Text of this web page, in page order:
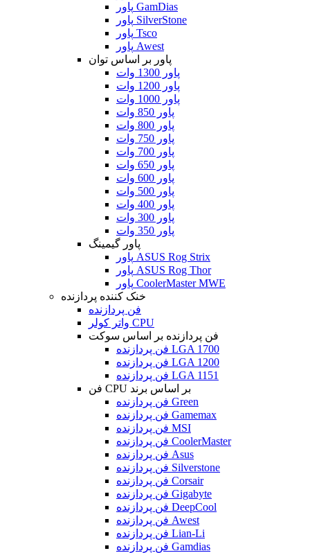
پاور GamDias
پاور SilverStone
پاور Tsco
پاور Awest
پاور بر اساس توان
پاور 1300 وات
پاور 1200 وات
پاور 1000 وات
پاور 850 وات
پاور 800 وات
پاور 750 وات
پاور 700 وات
پاور 650 وات
پاور 600 وات
پاور 500 وات
پاور 400 وات
پاور 300 وات
پاور 350 وات
پاور گیمینگ
پاور ASUS Rog Strix
پاور ASUS Rog Thor
پاور CoolerMaster MWE
خنک کننده پردازنده
فن پردازنده
واتر کولر CPU
فن پردازنده بر اساس سوکت
فن پردازنده LGA 1700
فن پردازنده LGA 1200
فن پردازنده LGA 1151
فن CPU بر اساس برند
فن پردازنده Green
فن پردازنده Gamemax
فن پردازنده MSI
فن پردازنده CoolerMaster
فن پردازنده Asus
فن پردازنده Silverstone
فن پردازنده Corsair
فن پردازنده Gigabyte
فن پردازنده DeepCool
فن پردازنده Awest
فن پردازنده Lian-Li
فن پردازنده Gamdias